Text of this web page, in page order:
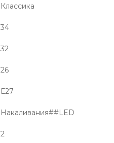
Классика
34
32
26
Е27
Накаливания##LED
2